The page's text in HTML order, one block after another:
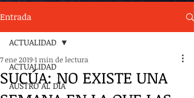
Entrada
ACTUALIDAD
AUSTRO AL DÍA
ACTUALIDAD
SUCÚA: NO EXISTE UNA
7 ene 20191 min de lectura